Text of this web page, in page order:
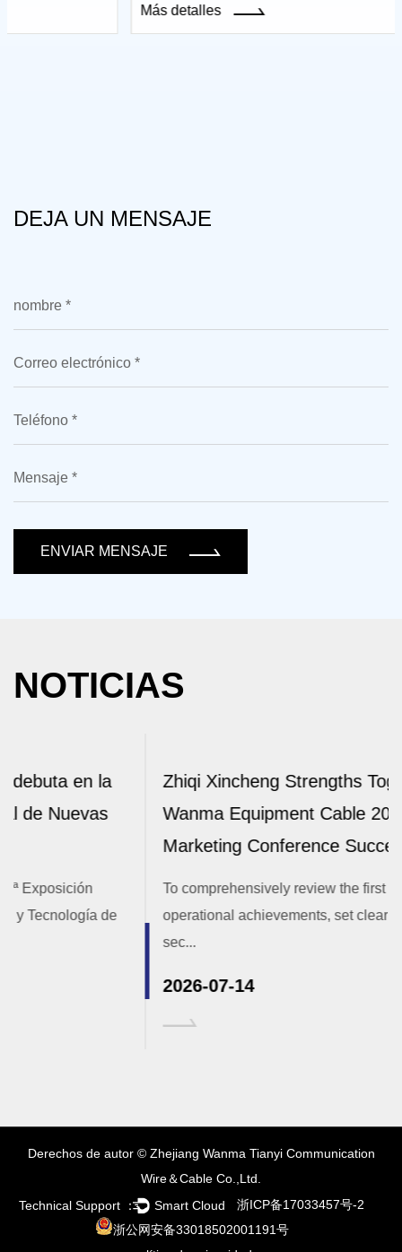
DEJA UN MENSAJE
ENVIAR MENSAJE
NOTICIAS
Zhiqi Xincheng Strengths Together |
Wanma Equipment Cable 2026 Half Year
Marketing Conference Successfully Ends
To comprehensively review the first half of the year's
operational achievements, set clear targets for the
Derechos de autor © Zhejiang Wanma Tianyi Communication
Wire＆Cable Co.,Ltd.
Technical Support ： Smart Cloud
浙ICP备17033457号-2
浙公网安备33018502001191号